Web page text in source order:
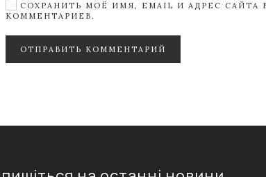
СОХРАНИТЬ МОЁ ИМЯ, EMAIL И АДРЕС
КОММЕНТАРИЕВ.
ОТПРАВИТЬ КОММЕНТАРИЙ